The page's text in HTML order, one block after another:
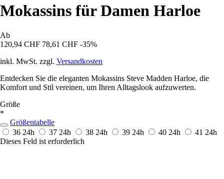
Mokassins für Damen Harloe
Ab
120,94 CHF 78,61 CHF -35%
inkl. MwSt. zzgl. Versandkosten
Entdecken Sie die eleganten Mokassins Steve Madden Harloe, die
Komfort und Stil vereinen, um Ihren Alltagslook aufzuwerten.
Größe
*
Größentabelle
36 24h 37 24h 38 24h 39 24h 40 24h 41 24h
Dieses Feld ist erforderlich